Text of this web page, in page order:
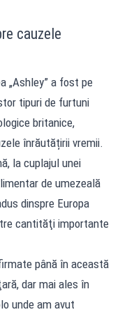
cauzele
„Ashley” a fost pe
tipuri de furtuni
britanice,
înrăutățirii vremii.
la cuplajul unei
de umezeală
dinspre Europa
cantităţi importante
până în această
dar mai ales în
unde am avut